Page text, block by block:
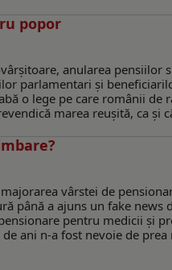
popor
anularea pensiilor
parlamentari şi
o lege pe care românii de
marea reuşită, ca şi
vârstei de
până a ajuns un fake news
pentru medicii şi
ani n-a fost nevoie de